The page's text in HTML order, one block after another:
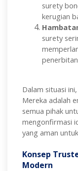
surety
kerugian
surety
Dalam situasi
Mereka adalah
semua pihak
mengonfirmasi
yang aman
Konsep
Modern